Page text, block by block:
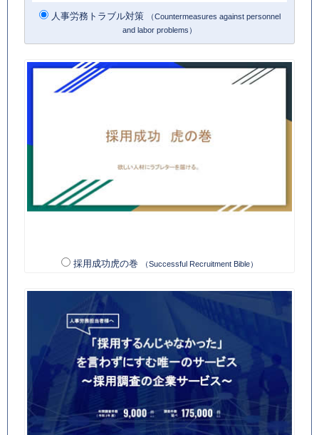
人事労務トラブル対策
（Countermeasures against personnel
and labor problems）
採用成功虎の巻 （Successful Recruitment Bible）